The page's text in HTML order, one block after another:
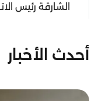
الشارقة رئيس
أحدث الأخبار